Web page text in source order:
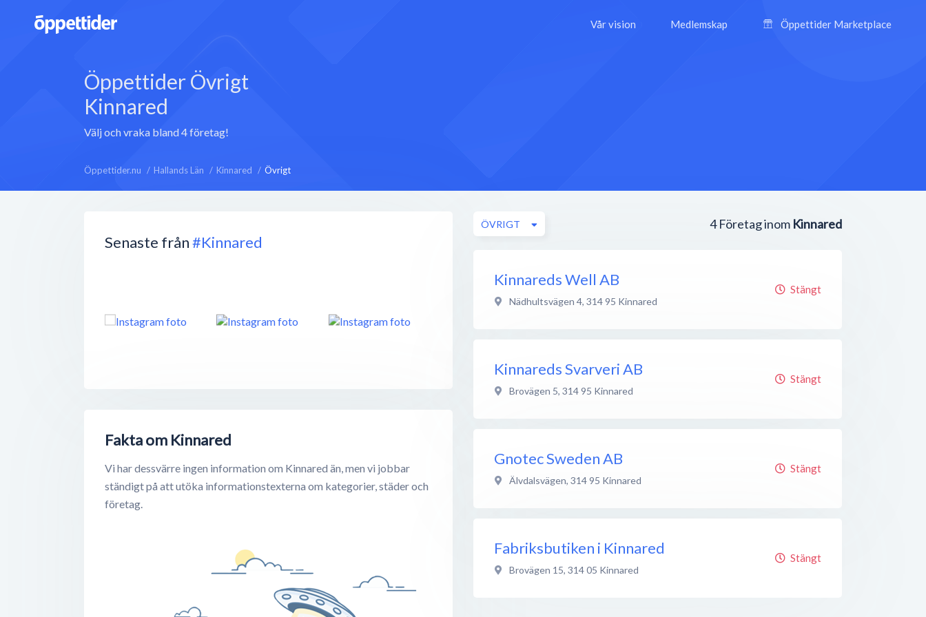
Vår vision Medlemskap Öppettider Marketplace
Öppettider Övrigt
Kinnared
Välj och vraka bland 4 företag!
Öppettider.nu Hallands Län Kinnared Övrigt
Senaste från#Kinnared
Fakta om Kinnared
Vi har dessvärre ingen information om Kinnared än, men vi jobbar
ständigt på att utöka informationstexterna om kategorier, städer och
företag.
4 Företag inom Kinnared
ÖVRIGT
Kinnareds Well AB
Nädhultsvägen 4, 314 95 Kinnared
Stängt
Kinnareds Svarveri AB
Brovägen 5, 314 95 Kinnared
Stängt
Gnotec Sweden AB
Älvdalsvägen, 314 95 Kinnared
Stängt
Fabriksbutiken i Kinnared
Brovägen 15, 314 05 Kinnared
Stängt